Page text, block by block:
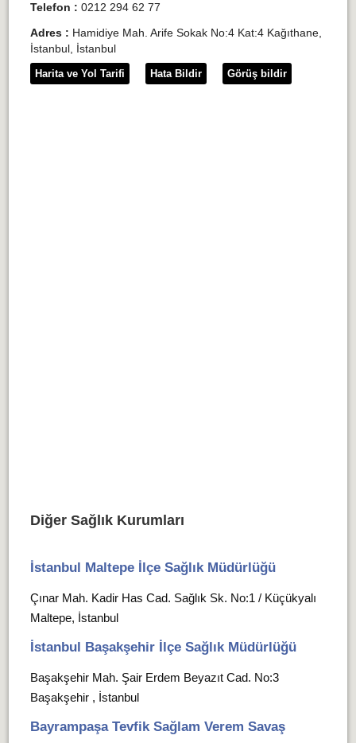
Telefon : 0212 294 62 77
Adres : Hamidiye Mah. Arife Sokak No:4 Kat:4 Kağıthane,
İstanbul, İstanbul
Harita ve Yol Tarifi Hata Bildir Görüş bildir
Diğer Sağlık Kurumları
İstanbul Maltepe İlçe Sağlık Müdürlüğü
Çınar Mah. Kadir Has Cad. Sağlık Sk. No:1 / Küçükyalı
Maltepe, İstanbul
İstanbul Başakşehir İlçe Sağlık Müdürlüğü
Başakşehir Mah. Şair Erdem Beyazıt Cad. No:3
Başakşehir , İstanbul
Bayrampaşa Tevfik Sağlam Verem Savaş